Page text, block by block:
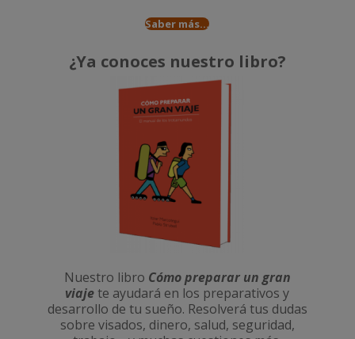
Saber más...
¿Ya conoces nuestro libro?
Nuestro libro Cómo preparar un gran
viajete ayudará en los preparativos y
desarrollo de tu sueño. Resolverá tus dudas
sobre visados, dinero, salud, seguridad,